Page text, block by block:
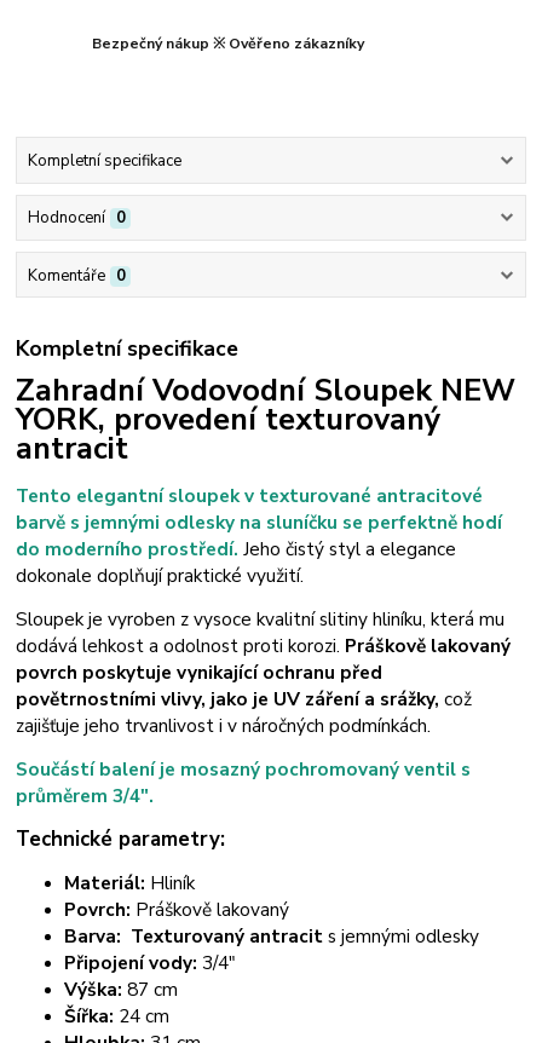
Bezpečný nákup ※ Ověřeno zákazníky
Kompletní specifikace
Hodnocení 0
Komentáře 0
Kompletní specifikace
Zahradní Vodovodní Sloupek NEW
YORK, provedení texturovaný
antracit
Tento elegantní sloupek v texturované antracitové
barvě s jemnými odlesky na sluníčku se perfektně hodí
do moderního prostředí. Jeho čistý styl a elegance
dokonale doplňují praktické využití.
Sloupek je vyroben z vysoce kvalitní slitiny hliníku, která mu
dodává lehkost a odolnost proti korozi. Práškově lakovaný
povrch poskytuje vynikající ochranu před
povětrnostními vlivy, jako je UV záření a srážky,což
zajišťuje jeho trvanlivost i v náročných podmínkách.
Součástí balení je mosazný pochromovaný ventil s
průměrem 3/4".
Technické parametry:
Materiál: Hliník
Povrch: Práškově lakovaný
Barva: Texturovaný antracits jemnými odlesky
Připojení vody: 3/4"
Výška: 87 cm
Šířka: 24 cm